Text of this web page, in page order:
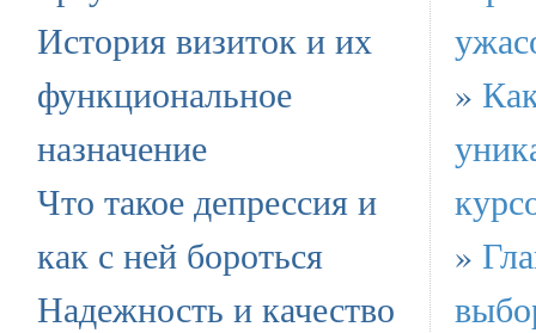
История визиток и их
функциональное
назначение
Что такое депрессия и
как с ней бороться
Надежность и качество
»
»